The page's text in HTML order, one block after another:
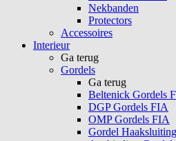
Nekbanden
Protectors
Accessoires
Interieur
Ga terug
Gordels
Ga terug
Beltenick Gordels
DGP Gordels FIA
OMP Gordels FIA
Gordel